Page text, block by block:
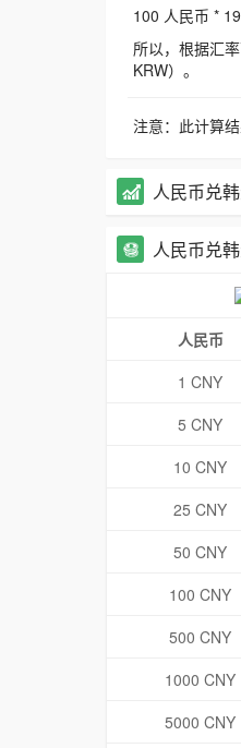
100 人民币 *
所以，根据汇
KRW）。
注意：此计算
人民币兑
人民币兑
人民币
1 CNY
5 CNY
10 CNY
25 CNY
50 CNY
100 CNY
500 CNY
1000 CNY
5000 CNY